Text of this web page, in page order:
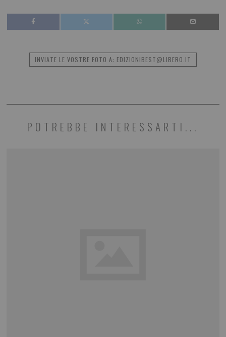
INVIATE LE VOSTRE FOTO A: EDIZIONIBEST@LIBERO.IT
POTREBBE INTERESSARTI...